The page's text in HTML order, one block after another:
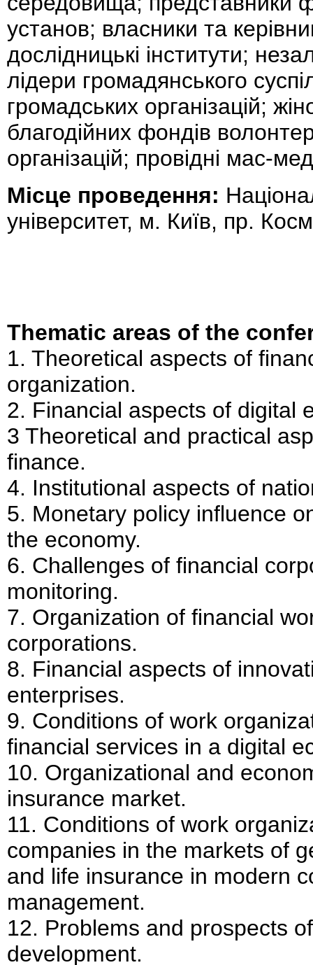
установ; власники та
дослідницькі інститути;
лідери громадянського
громадських організацій;
благодійних фондів
організацій; провідні мас-
Місце проведення:
університет, м. Київ, пр.
Thematic areas of the
1. Theoretical aspects of
organization.
2. Financial aspects of digital
3 Theoretical and practical
finance.
4. Institutional aspects of
5. Monetary policy influence
the economy.
6. Challenges of financial
monitoring.
7. Organization of financial
corporations.
8. Financial aspects of
enterprises.
9. Conditions of work
financial services in a digital
10. Organizational and
insurance market.
11. Conditions of work
companies in the markets of
and life insurance in modern
management.
12. Problems and prospects
development.